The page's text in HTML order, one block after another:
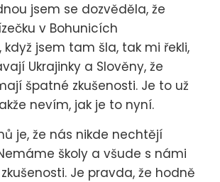
jsem se dozvěděla, že
v Bohunicích
jsem tam šla, tak mi řekli,
Ukrajinky a Slověny, že
špatné zkušenosti. Je to už
nevím, jak je to nyní.
je, že nás nikde nechtějí
školy a všude s námi
Je pravda, že hodně